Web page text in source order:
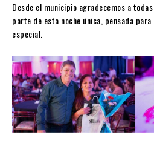
Desde el municipio agradecemos a
parte de esta noche única, pensada
especial.